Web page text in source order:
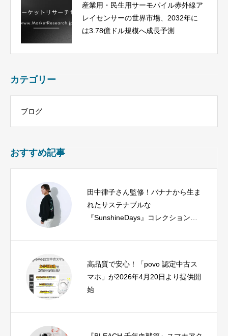
産業用・民生用サーモパイル赤外線ア
レイセンサーの世界市場、2032年に
は3.78億ドル規模へ成長予測
カテゴリー
ブログ
おすすめ記事
田中律子さん監修！バナナから生ま
れたサステナブルな
『SunshineDays』コレクションが
高品質で安心！「povo 認定中古ス
マホ」が2026年4月20日より提供開
始